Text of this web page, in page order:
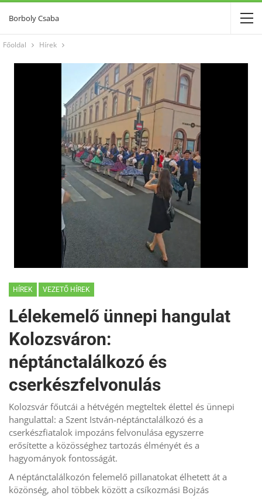
Borboly Csaba
Főoldal Hírek
HÍREK VEZETŐ HÍREK
Lélekemelő ünnepi hangulat
Kolozsváron:
néptánctalálkozó és
cserkészfelvonulás
Kolozsvár főutcái a hétvégén megteltek élettel és ünnepi
hangulattal: a Szent István-néptánctalálkozó és a
cserkészfiatalok impozáns felvonulása egyszerre
erősítette a közösséghez tartozás élményét és a
hagyományok fontosságát.
A néptánctalálkozón felemelő pillanatokat élhetett át a
közönség, ahol többek között a csíkozmási Bojzás